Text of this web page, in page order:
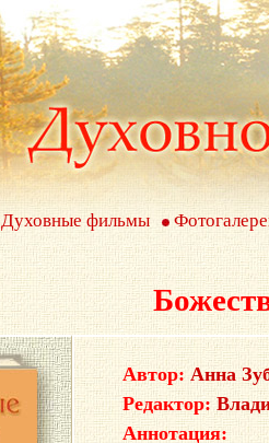
Духовные фильмы
Автор: Анна
Редактор:
Аннотация: